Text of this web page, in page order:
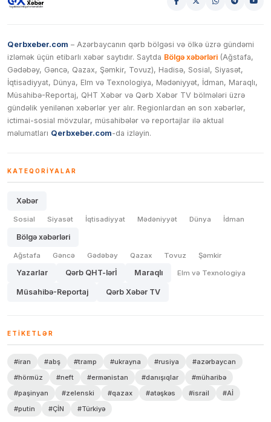
Qerbxeber.com – Azərbaycanın qərb bölgəsi və ölkə üzrə gündəmi
izləmək üçün etibarlı xəbər saytıdır. Saytda Bölgə xəbərləri (Ağstafa,
Gədəbəy, Gəncə, Qazax, Şəmkir, Tovuz), Hadisə, Sosial, Siyasət,
İqtisadiyyat, Dünya, Elm və Texnologiya, Mədəniyyət, İdman, Maraqlı,
Müsahibə-Reportaj, QHT Xəbər və Qərb Xəbər TV bölmələri üzrə
gündəlik yenilənən xəbərlər yer alır. Regionlardan ən son xəbərlər,
ictimai-sosial mövzular, müsahibələr və reportajlar ilə aktual
məlumatları Qerbxeber.com-da izləyin.
KATEQORIYALAR
Xəbər
Sosial Siyasət İqtisadiyyat Mədəniyyət Dünya İdman
Bölgə xəbərləri
Ağstafa Gəncə Gədəbəy Qazax Tovuz Şəmkir
Yazarlar Qərb QHT-lərİ Maraqlı Elm və Texnologiya
Müsahibə-Reportaj Qərb Xəbər TV
ETIKETLƏR
#iran #abş #tramp #ukrayna #rusiya
#azərbaycan
#hörmüz
#neft #ermənistan #danışıqlar
#müharibə
#paşinyan
#zelenski #qazax #atəşkəs #israil
#Aİ
#putin
#ÇİN #Türkiyə